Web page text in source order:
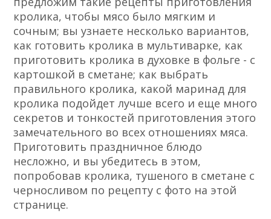
кролика, чтобы мясо было мягким и
сочным; вы узнаете несколько вариантов,
как готовить кролика в мультиварке, как
приготовить кролика в духовке в фольге - с
картошкой в сметане; как выбрать
правильного кролика, какой маринад для
кролика подойдет лучше всего и еще много
секретов и тонкостей приготовления этого
замечательного во всех отношениях мяса.
Приготовить праздничное блюдо
несложно, и вы убедитесь в этом,
попробовав кролика, тушеного в сметане с
черносливом по рецепту с фото на этой
странице.